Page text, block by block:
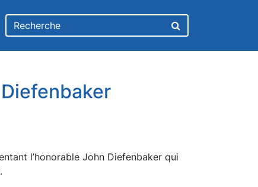
l’honorable John Diefenbaker qui